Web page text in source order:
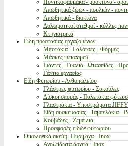
Ποντικοφάρμακα - μυοκτόνα -
Απωθητικά ζώων - πουλιών -
Απωθητικά - βιοκτόνα
Δολωματικοί σταθμοί - κόλλες
Κτηνιατρικά
Είδη προστασίας εργαζομένων
Μποτάκια - Γαλότσες - Φόρμες
Μάσκες ψεκασμού
Ιμάντες - Γυαλιά - Ωτασπίδες -
Γάντια εργασίας
Είδη Φυτωρίου - Ανθοπωλείου
Γλάστρες φυτωρίου - Σακούλες
Δίσκοι σποράς - Παλετάκια
Γλαστράκια - Υποστρώματα JIFFY
Είδη συσκευασίας - Ταμπελάκια -
Κουβάδες - Ζεμπίλια
Προσφορές ειδών φυτωρίου
Οικολογικά σκεύη- Πυρίμαχα - Inox
Ανοξείδωτα δοχεία - Inox